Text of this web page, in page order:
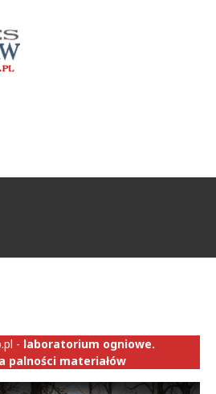
- laboratorium ogniowe.
palności materiałów